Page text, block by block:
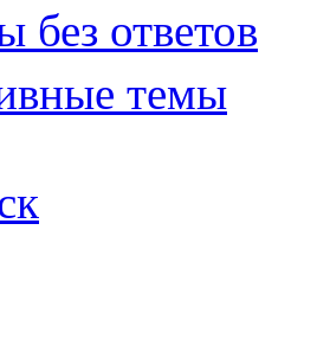
без ответов
темы